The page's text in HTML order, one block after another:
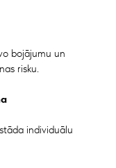
bojājumu un
risku.
individuālu